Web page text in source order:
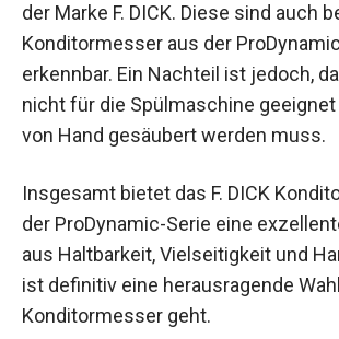
der Marke F. DICK. Diese sind auch
Konditormesser aus der
erkennbar. Ein Nachteil ist jedoch,
nicht für die Spülmaschine
von Hand gesäubert werden muss.
Insgesamt bietet das F. DICK
der ProDynamic-Serie eine
aus Haltbarkeit, Vielseitigkeit und
ist definitiv eine herausragende
Konditormesser geht.